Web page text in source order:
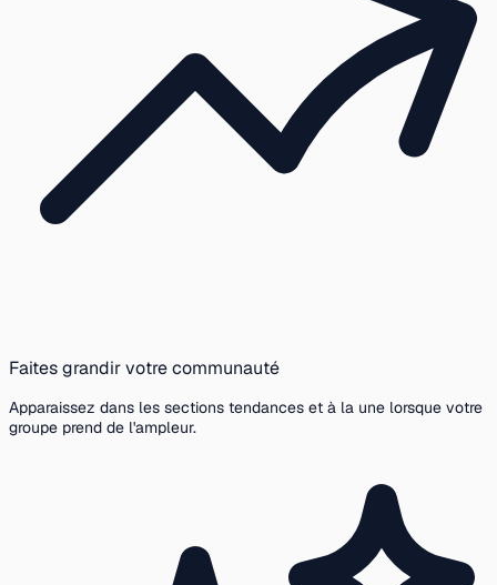
Faites grandir votre communauté
Apparaissez dans les sections tendances et à la une lorsque votre
groupe prend de l'ampleur.